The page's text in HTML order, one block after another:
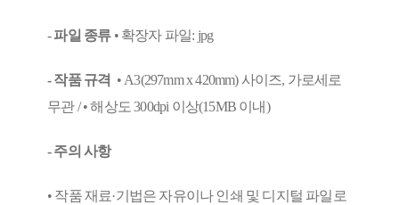
-파일 종류• 확장자 파일: jpg
- 작품 규격 • A3(297mm x 420mm) 사이즈, 가로세로
무관 / • 해상도 300dpi 이상(15MB 이내)
- 주의 사항
• 작품 재료·기법은 자유이나 인쇄 및 디지털 파일로